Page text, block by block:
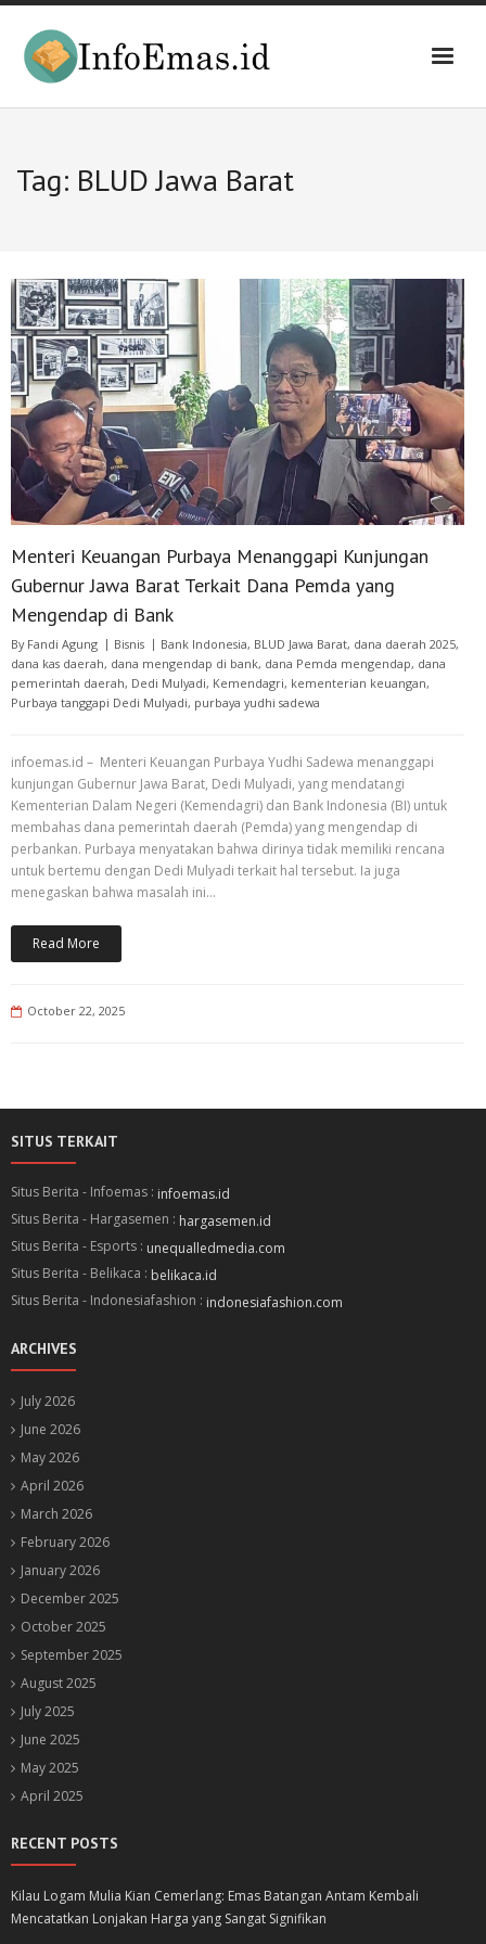
Skip
content
Tag: BLUD Jawa Barat
Menteri Keuangan Purbaya Menanggapi Kunjungan
Gubernur Jawa Barat Terkait Dana Pemda yang
Mengendap di Bank
By Fandi Agung Bisnis Bank Indonesia, BLUD Jawa Barat, dana daerah 2025,
dana kas daerah, dana mengendap di bank, dana Pemda mengendap, dana
pemerintah daerah, Dedi Mulyadi, Kemendagri, kementerian keuangan,
Purbaya tanggapi Dedi Mulyadi, purbaya yudhi sadewa
infoemas.id – Menteri Keuangan Purbaya Yudhi Sadewa menanggapi
kunjungan Gubernur Jawa Barat, Dedi Mulyadi, yang mendatangi
Kementerian Dalam Negeri (Kemendagri) dan Bank Indonesia (BI) untuk
membahas dana pemerintah daerah (Pemda) yang mengendap di
perbankan. Purbaya menyatakan bahwa dirinya tidak memiliki rencana
untuk bertemu dengan Dedi Mulyadi terkait hal tersebut. Ia juga
menegaskan bahwa masalah ini…
Read More
October 22, 2025
SITUS TERKAIT
Situs Berita - Infoemas : infoemas.id
Situs Berita - Hargasemen : hargasemen.id
Situs Berita - Esports : unequalledmedia.com
Situs Berita - Belikaca : belikaca.id
Situs Berita - Indonesiafashion : indonesiafashion.com
ARCHIVES
July 2026
June 2026
May 2026
April 2026
March 2026
February 2026
January 2026
December 2025
October 2025
September 2025
August 2025
July 2025
June 2025
May 2025
April 2025
RECENT POSTS
Kilau Logam Mulia Kian Cemerlang: Emas Batangan Antam Kembali
Mencatatkan Lonjakan Harga yang Sangat Signifikan